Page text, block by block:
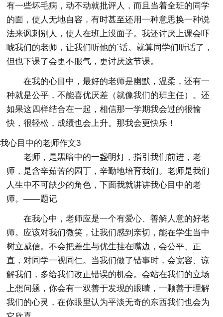
有一些坏毛病，动不动就批评人，而且当着全班的同学
的面，使人无地自容，有时甚至还用一种意思换一种说
法来讽刺别人，使人在班上没面子。我还讨厌上课会吓
唬我们的老师，让我们听他的`话。就算同学们听话了，
但也下课了会更不服气，更讨厌这节课。
在我的心目中，最好的老师是幽默，温柔，还有一
种就是公平，不能喜优厌差（就像我们的班主任）。还
如果这四样结合在一起，相信那一学期我会过的很愉
快，很轻松，成绩也会上升。那我会更快乐！
我心目中的老师作文3
老师，是黑暗中的一盏明灯，指引我们前进，老
师，是含辛茹苦的园丁，辛勤地培育我们。老师是我们
人生中不可缺少的角色，下面我就讲讲我心目中的老
师。——题记
在我心中，老师应是一个有爱心、善解人意的好老
师。应该对我们微笑，让我们感到亲切，能在学生当中
树立威信。不会把差生与优生挂在嘴边，会公平、正
直，对同学一视同仁。当我们做了错事时，会宽容、谅
解我们，多给我们改正错误的机会。会站在我们的立场
上想问题，你会有一双善于发现的眼睛，一颗善于理解
我们的心灵，在你眼里认为平淡无奇的东西我们也会为